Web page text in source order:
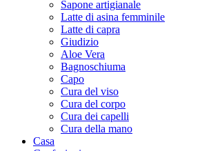
Sapone artigianale
Latte di asina femminile
Latte di capra
Giudizio
Aloe Vera
Bagnoschiuma
Capo
Cura del viso
Cura del corpo
Cura dei capelli
Cura della mano
Casa